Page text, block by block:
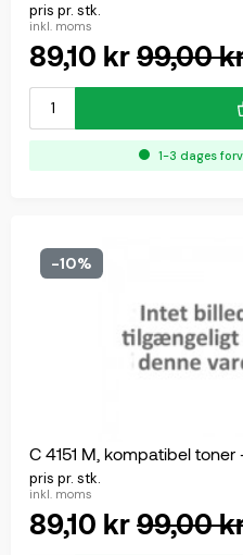
pris pr. stk.
inkl. moms
89,10 kr99,00
1-3 dages
-10%
C 4151 M, kompatibel
pris pr. stk.
inkl. moms
89,10 kr99,00